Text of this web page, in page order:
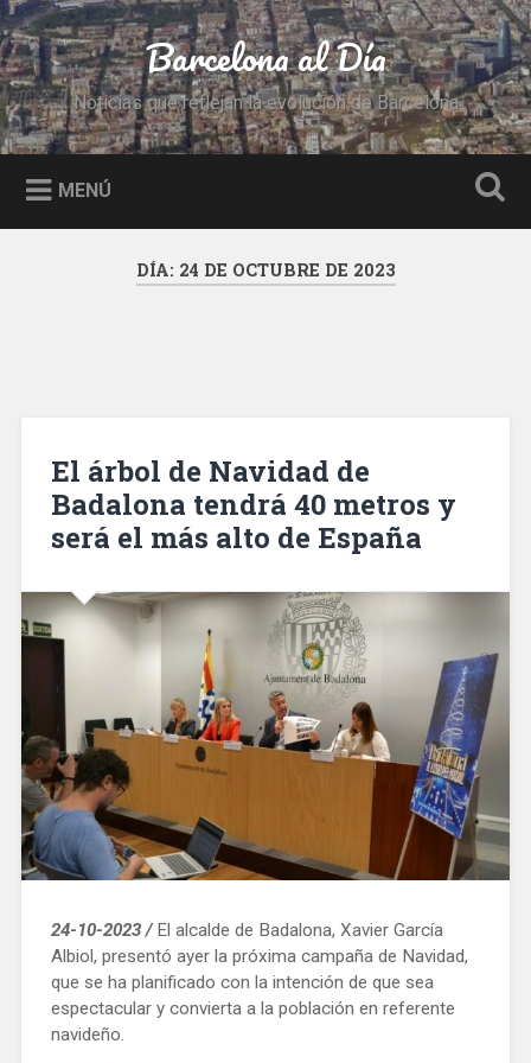
Saltar
al
contenido
Buscar Barcelona al Día
Noticias que reflejan la evolución de Barcelona
MENÚ
DÍA: 24 DE OCTUBRE DE 2023
El árbol de Navidad de
Badalona tendrá 40 metros y
será el más alto de España
24-10-2023 /El alcalde de Badalona, Xavier García
Albiol, presentó ayer la próxima campaña de Navidad,
que se ha planificado con la intención de que sea
espectacular y convierta a la población en referente
navideño.